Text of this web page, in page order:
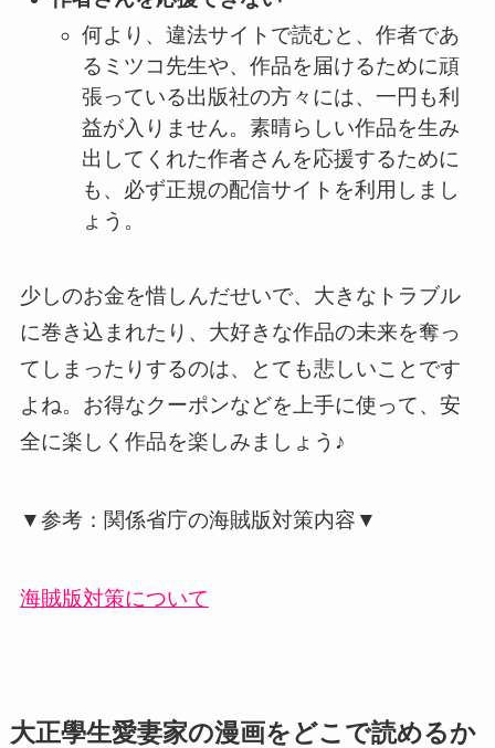
何より、違法サイトで読むと、作者であ
るミツコ先生や、作品を届けるために頑
張っている出版社の方々には、一円も利
益が入りません。素晴らしい作品を生み
出してくれた作者さんを応援するために
も、必ず正規の配信サイトを利用しまし
ょう。
少しのお金を惜しんだせいで、大きなトラブル
に巻き込まれたり、大好きな作品の未来を奪っ
てしまったりするのは、とても悲しいことです
よね。お得なクーポンなどを上手に使って、安
全に楽しく作品を楽しみましょう♪
▼参考：関係省庁の海賊版対策内容▼
海賊版対策について
大正學生愛妻家の漫画をどこで読めるか